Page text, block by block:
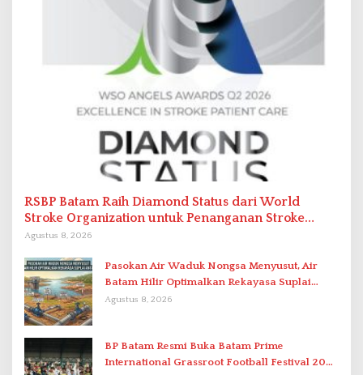
RSBP Batam Raih Diamond Status dari World
Stroke Organization untuk Penanganan Stroke
Berstandar Internasional
Agustus 8, 2026
Pasokan Air Waduk Nongsa Menyusut, Air
Batam Hilir Optimalkan Rekayasa Suplai
Antar-IPAM
Agustus 8, 2026
BP Batam Resmi Buka Batam Prime
International Grassroot Football Festival 2026